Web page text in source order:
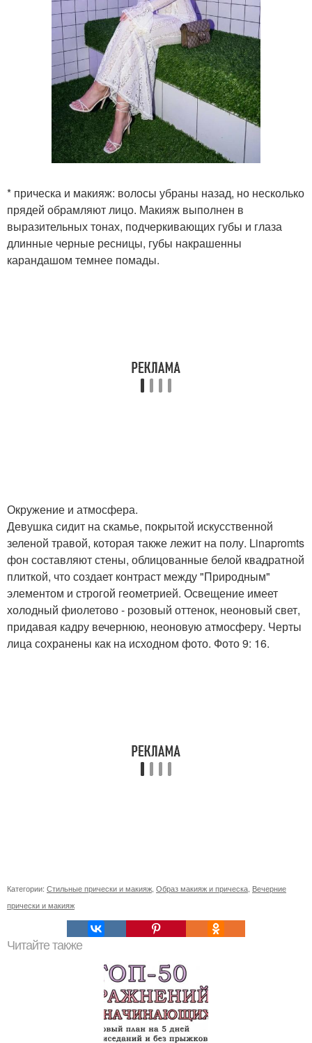
* прическа и макияж: волосы убраны назад, но несколько
прядей обрамляют лицо. Макияж выполнен в
выразительных тонах, подчеркивающих губы и глаза
длинные черные ресницы, губы накрашенны
карандашом темнее помады.
Окружение и атмосфера.
Девушка сидит на скамье, покрытой искусственной
зеленой травой, которая также лежит на полу. Linapromts
фон составляют стены, облицованные белой квадратной
плиткой, что создает контраст между "Природным"
элементом и строгой геометрией. Освещение имеет
холодный фиолетово - розовый оттенок, неоновый свет,
придавая кадру вечернюю, неоновую атмосферу. Черты
лица сохранены как на исходном фото. Фото 9: 16.
Категории: Стильные прически и макияж Образ макияж и прическа Вечерние
прически и макияж
Читайте также